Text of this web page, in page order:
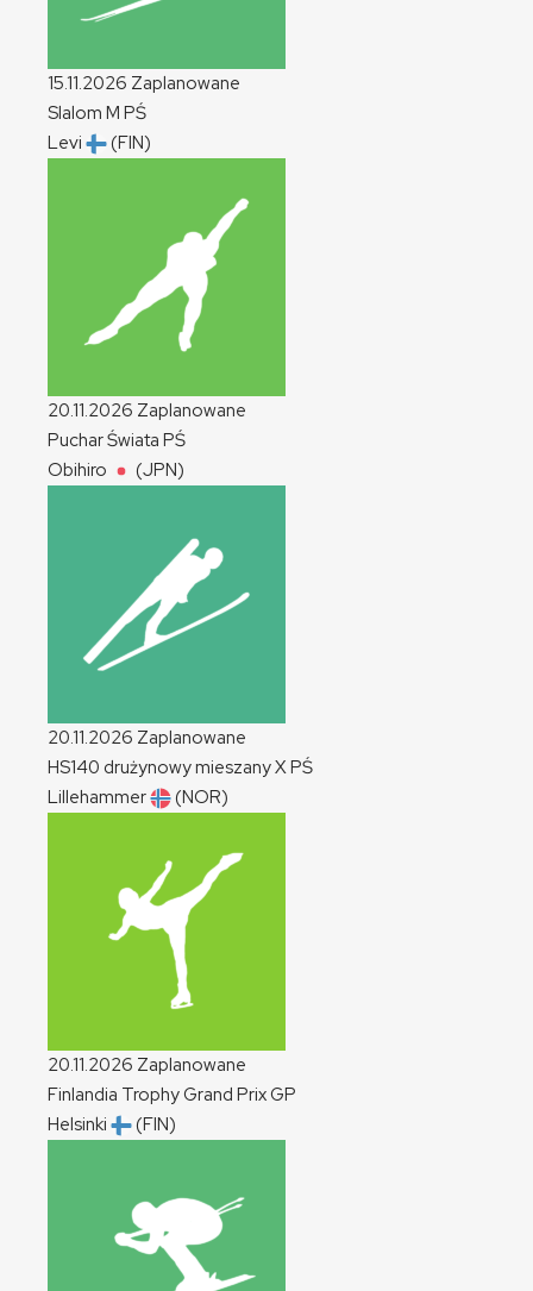
15.11.2026 Zaplanowane
Slalom M PŚ
Levi
(FIN)
20.11.2026 Zaplanowane
Puchar Świata PŚ
Obihiro
(JPN)
20.11.2026 Zaplanowane
HS140 drużynowy mieszanyXPŚ
Lillehammer
(NOR)
20.11.2026 Zaplanowane
Finlandia Trophy Grand PrixGP
Helsinki
(FIN)